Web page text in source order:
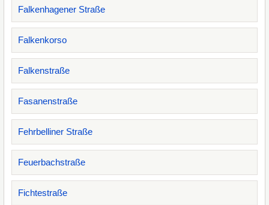
Falkenhagener Straße
Falkenkorso
Falkenstraße
Fasanenstraße
Fehrbelliner Straße
Feuerbachstraße
Fichtestraße